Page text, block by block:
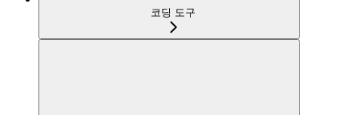
코딩 도구